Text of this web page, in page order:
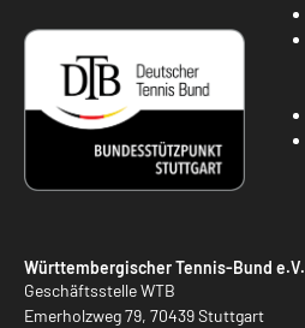
Württembergischer Tennis-Bund e.V.
Geschäftsstelle WTB
Emerholzweg 79, 70439 Stuttgart